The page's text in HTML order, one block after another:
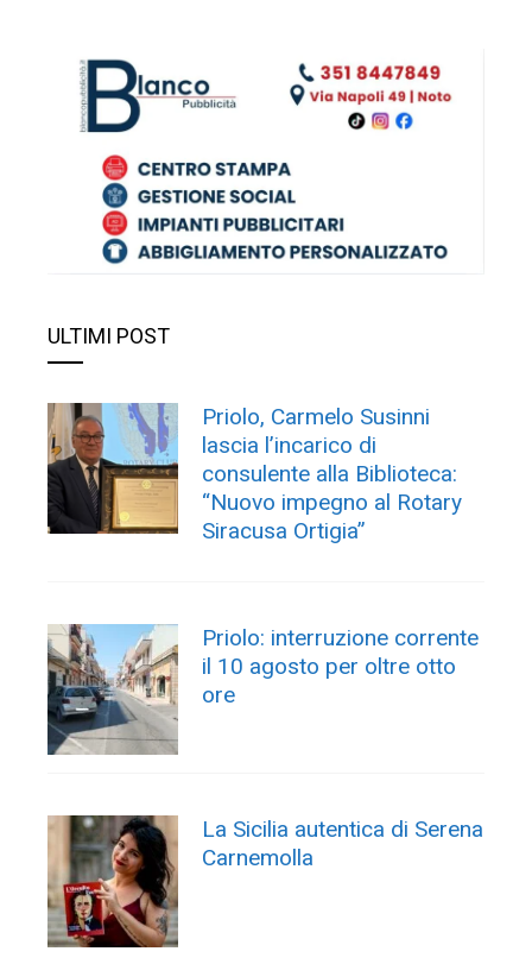
ULTIMI POST
Priolo, Carmelo Susinni
lascia l’incarico di
consulente alla Biblioteca:
“Nuovo impegno al Rotary
Siracusa Ortigia”
Priolo: interruzione corrente
il 10 agosto per oltre otto
ore
La Sicilia autentica di Serena
Carnemolla